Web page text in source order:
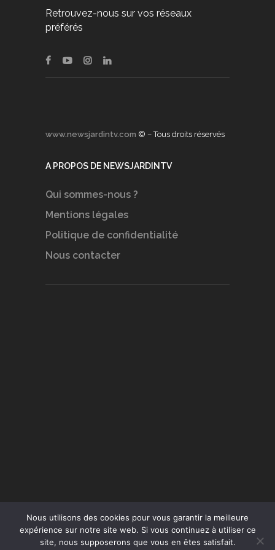
Retrouvez-nous sur vos réseaux
préférés
www.newsjardintv.com © – Tous droits réservés
A PROPOS DE NEWSJARDINTV
Qui sommes-nous ?
Mentions légales
Politique de confidentialité
Nous contacter
Nous utilisons des cookies pour vous garantir la meilleure
expérience sur notre site web. Si vous continuez à utiliser ce
site, nous supposerons que vous en êtes satisfait.